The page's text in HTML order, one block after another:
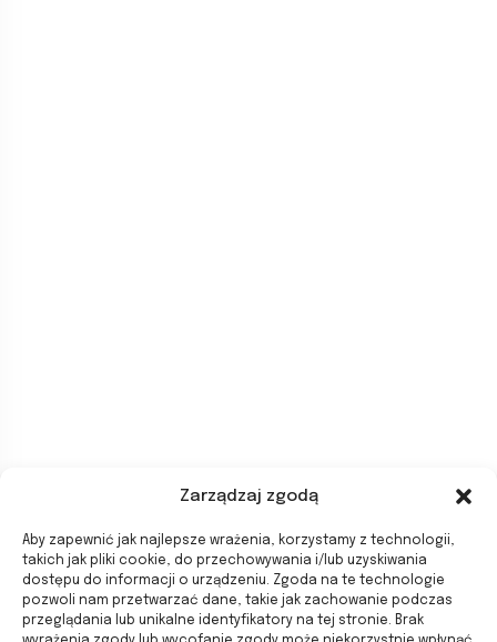
Zarządzaj zgodą
Aby zapewnić jak najlepsze wrażenia, korzystamy z technologii,
takich jak pliki cookie, do przechowywania i/lub uzyskiwania
dostępu do informacji o urządzeniu. Zgoda na te technologie
pozwoli nam przetwarzać dane, takie jak zachowanie podczas
przeglądania lub unikalne identyfikatory na tej stronie. Brak